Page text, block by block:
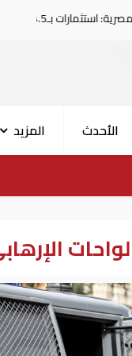
الأحدث المزيد